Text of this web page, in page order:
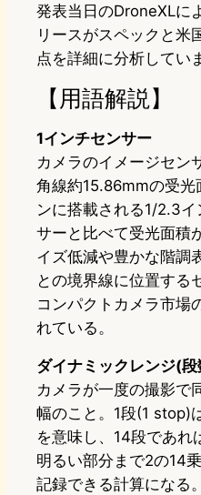
発表当日のDroneXLに
リースがスペックと米
点を詳細に分析してい
【用語解説】
1インチセンサー
カメラのイメージセン
角線約15.86mmの受光
ンに搭載される1/2.3
サーと比べて受光面積
イズ低減や豊かな階調
との境界線に位置する
コンパクトカメラ市場
れている。
ダイナミックレンジ(
カメラが一度の撮影で
幅のこと。1段(1 stop)
を意味し、14段であれ
明るい部分まで2の14
記録できる計算になる